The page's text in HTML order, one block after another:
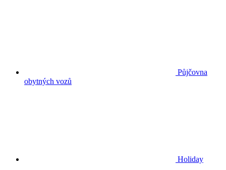
Půjčovna
obytných vozů
Holiday